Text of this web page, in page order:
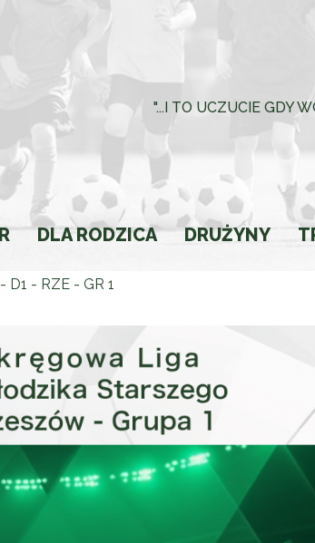
"...I TO UCZUCIE GDY
DLA RODZICA
Rodzic młodego sportowca
Regulamin
Ochrona Małoletnich
DRUŻYNY
D1 - RZE - GR 1